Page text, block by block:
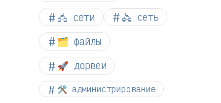
🖧 сети
🖧 сеть
🗂️ файлы
🚀 дорвеи
🛠️ администрирование